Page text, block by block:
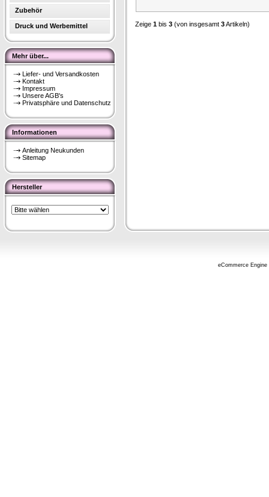
Zubehör
Druck und Werbemittel
Mehr über...
Liefer- und Versandkosten
Kontakt
Impressum
Unsere AGB's
Privatsphäre und Datenschutz
Informationen
Anleitung Neukunden
Sitemap
Hersteller
Zeige 1 bis 3 (von insgesamt 3Artikeln)
eCommerce